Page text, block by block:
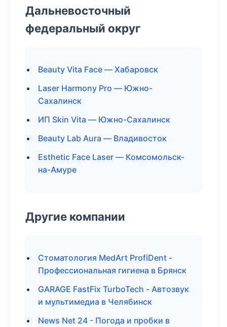
Дальневосточный
федеральный округ
Beauty Vita Face — Хабаровск
Laser Harmony Pro — Южно-
Сахалинск
ИП Skin Vita — Южно-Сахалинск
Beauty Lab Aura — Владивосток
Esthetic Face Laser — Комсомольск-
на-Амуре
Другие компании
Стоматология MedArt ProfiDent -
Профессиональная гигиена в Брянск
GARAGE FastFix TurboTech - Автозвук
и мультимедиа в Челябинск
News Net 24 - Погода и пробки в